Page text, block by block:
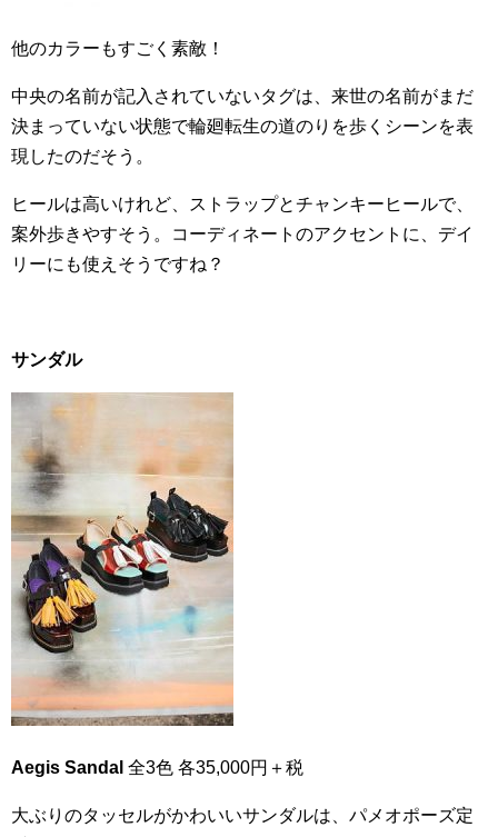
他のカラーもすごく素敵！
中央の名前が記入されていないタグは、来世の名前がまだ
決まっていない状態で輪廻転生の道のりを歩くシーンを表
現したのだそう。
ヒールは高いけれど、ストラップとチャンキーヒールで、
案外歩きやすそう。コーディネートのアクセントに、デイ
リーにも使えそうですね？
サンダル
Aegis Sandal 全3色 各35,000円＋税
大ぶりのタッセルがかわいいサンダルは、パメオポーズ定